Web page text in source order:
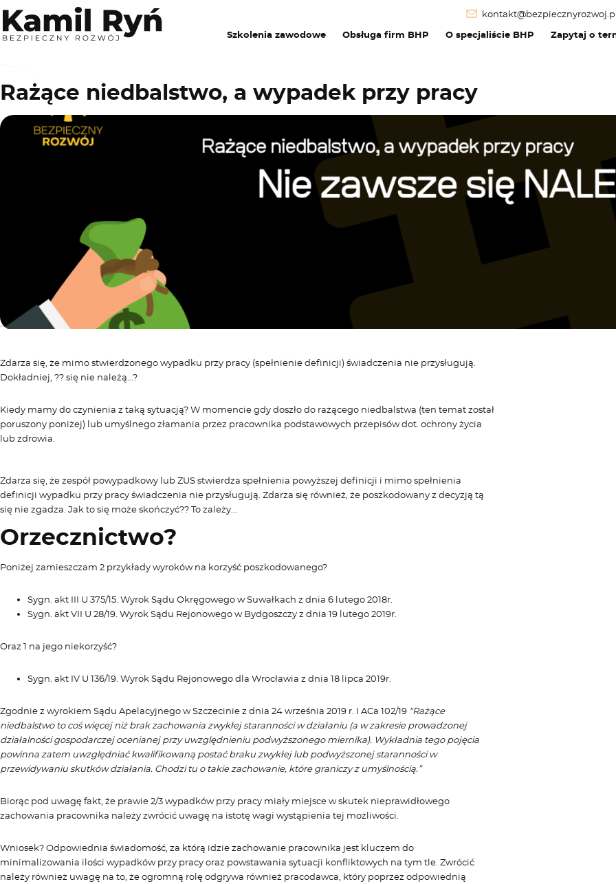
Szkolenia zawodowe Obsługa firm BHP O specjaliście BHP Zapytaj o
Rażące niedbalstwo, a wypadek przy pracy
Zdarza się, że mimo stwierdzonego wypadku przy pracy (spełnienie definicji) świadczenia nie przysługują.
Dokładniej, ?? się nie należą...?
Kiedy mamy do czynienia z taką sytuacją? W momencie gdy doszło do rażącego niedbalstwa (ten temat został
poruszony poniżej) lub umyślnego złamania przez pracownika podstawowych przepisów dot. ochrony życia
lub zdrowia.
Zdarza się, że zespół powypadkowy lub ZUS stwierdza spełnienia powyższej definicji i mimo spełnienia
definicji wypadku przy pracy świadczenia nie przysługują. Zdarza się również, że poszkodowany z decyzją tą
się nie zgadza. Jak to się może skończyć?? To zależy...
Orzecznictwo?
Poniżej zamieszczam 2 przykłady wyroków na korzyść poszkodowanego?
Sygn. akt III U 375/15. Wyrok Sądu Okręgowego w Suwałkach z dnia 6 lutego 2018r.
Sygn. akt VII U 28/19. Wyrok Sądu Rejonowego w Bydgoszczy z dnia 19 lutego 2019r.
Oraz 1 na jego niekorzyść?
Sygn. akt IV U 136/19. Wyrok Sądu Rejonowego dla Wrocławia z dnia 18 lipca 2019r.
Zgodnie z wyrokiem Sądu Apelacyjnego w Szczecinie z dnia 24 września 2019 r. I ACa 102/19 "Rażące
niedbalstwo to coś więcej niż brak zachowania zwykłej staranności w działaniu (a w zakresie prowadzonej
działalności gospodarczej ocenianej przy uwzględnieniu podwyższonego miernika). Wykładnia tego pojęcia
powinna zatem uwzględniać kwalifikowaną postać braku zwykłej lub podwyższonej staranności w
przewidywaniu skutków działania. Chodzi tu o takie zachowanie, które graniczy z umyślnością.”
Biorąc pod uwagę fakt, że prawie 2/3 wypadków przy pracy miały miejsce w skutek nieprawidłowego
zachowania pracownika należy zwrócić uwagę na istotę wagi wystąpienia tej możliwości.
Wniosek? Odpowiednia świadomość, za którą idzie zachowanie pracownika jest kluczem do
minimalizowania ilości wypadków przy pracy oraz powstawania sytuacji konfliktowych na tym tle. Zwrócić
należy również uwagę na to, że ogromną rolę odgrywa również pracodawca, który poprzez odpowiednią